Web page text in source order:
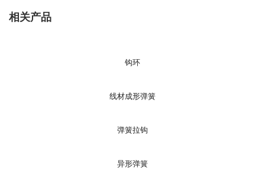
相关产品
钩环
线材成形弹簧
弹簧拉钩
异形弹簧